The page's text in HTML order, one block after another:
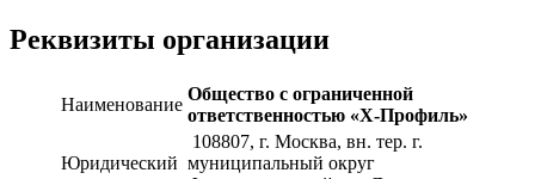
Реквизиты организации
Наименование
Общество с ограниченной
ответственностью «Х-Профиль»
Юридический
108807, г. Москва, вн. тер. г.
муниципальный округ